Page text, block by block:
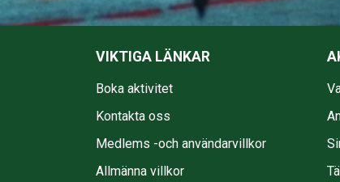
VIKTIGA LÄNKAR
Boka aktivitet
Kontakta oss
Medlems -och användarvillkor
Allmänna villkor